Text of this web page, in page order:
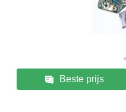
Beste prijs